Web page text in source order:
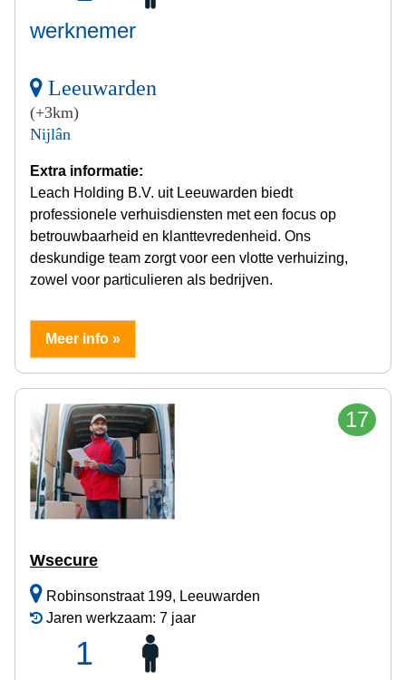
werknemer
Leeuwarden
(+3km)
Nijlân
Extra informatie:
Leach Holding B.V. uit Leeuwarden biedt
professionele verhuisdiensten met een focus op
betrouwbaarheid en klanttevredenheid. Ons
deskundige team zorgt voor een vlotte verhuizing,
zowel voor particulieren als bedrijven.
Meer info »
17
Wsecure
Robinsonstraat 199, Leeuwarden
Jaren werkzaam: 7 jaar
1